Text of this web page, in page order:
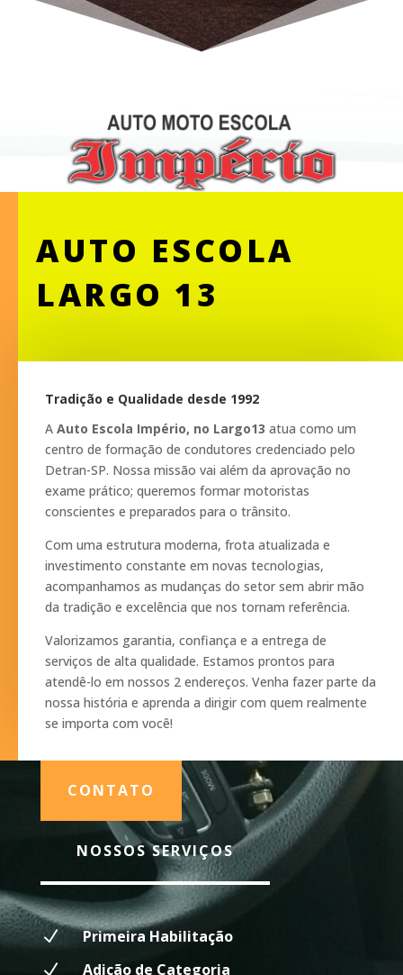
AUTO ESCOLA
LARGO 13
Tradição e Qualidade desde 1992
A Auto Escola Império, no Largo13 atua como um
centro de formação de condutores credenciado pelo
Detran-SP. Nossa missão vai além da aprovação no
exame prático; queremos formar motoristas
conscientes e preparados para o trânsito.
Com uma estrutura moderna, frota atualizada e
investimento constante em novas tecnologias,
acompanhamos as mudanças do setor sem abrir mão
da tradição e excelência que nos tornam referência.
Valorizamos garantia, confiança e a entrega de
serviços de alta qualidade. Estamos prontos para
atendê-lo em nossos 2 endereços. Venha fazer parte da
nossa história e aprenda a dirigir com quem realmente
se importa com você!
CONTATO
NOSSOS SERVIÇOS
N
Primeira Habilitação
N
Adição de Categoria